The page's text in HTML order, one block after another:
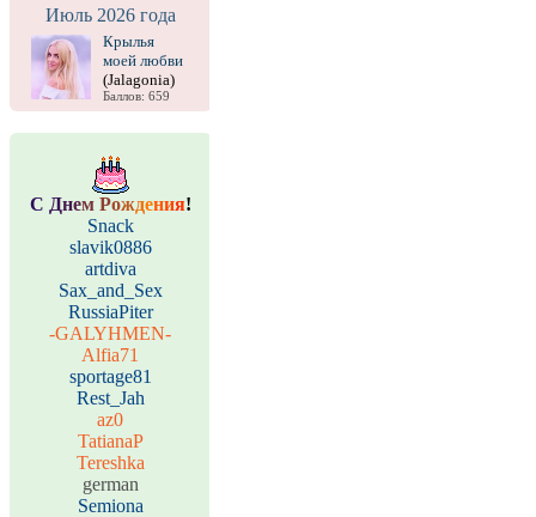
Июль 2026 года
Крылья
моей любви
(Jalagonia)
Баллов: 659
С Днем Рождения!
Snack
slavik0886
artdiva
Sax_and_Sex
RussiaPiter
-GALYHMEN-
Alfia71
sportage81
Rest_Jah
az0
TatianaP
Tereshka
german
Semiona